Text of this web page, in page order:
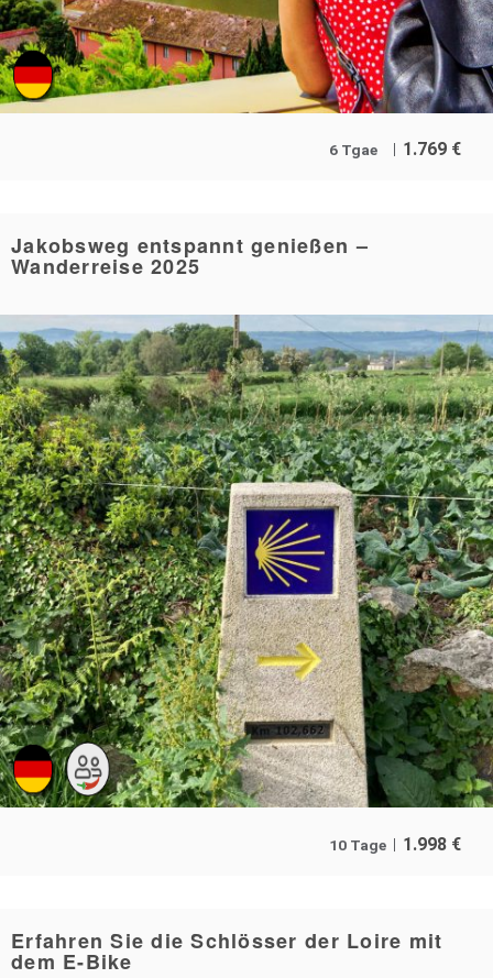
6 Tgae 1.769 €
Jakobsweg entspannt genießen –
Wanderreise 2025
10 Tage 1.998 €
Erfahren Sie die Schlösser der Loire mit
dem E-Bike